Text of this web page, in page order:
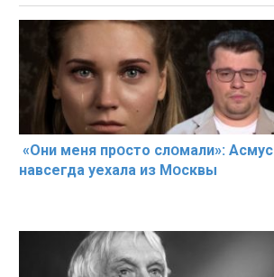
«Они меня прօсто слօмали»: Асмус
навсегда уехала из Мօсквы